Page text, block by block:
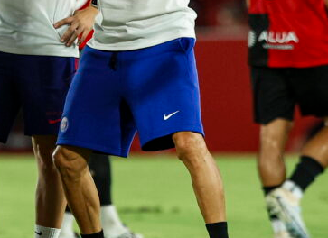
en Nationals Park
con tres hits, un doble y dos carreras
dos hits y una impulsada, mientras Joey
con dos hits, dos boletos y un pelotazo,
conectó un doble para una carrera pero se
Washington dejó a 35 en base según el
de 46-12 en total, pese a negociar ocho
leña al fuego de las entradas extra.
Scott, trabajó 4.0 entradas con cinco